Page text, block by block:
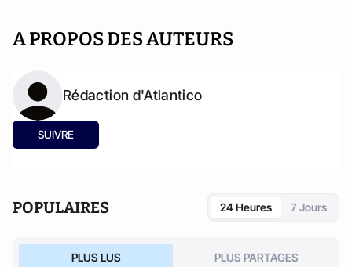
A PROPOS DES AUTEURS
Rédaction d'Atlantico
SUIVRE
POPULAIRES 24 Heures 7 Jours
PLUS LUS PLUS PARTAGES